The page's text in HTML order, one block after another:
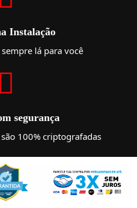
Instalação
lá para você
segurança
100% criptografadas